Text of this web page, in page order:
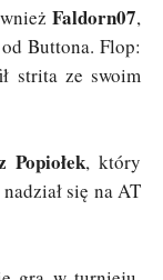
Faldorn07,
Buttona. Flop:
strita ze swoim
Popiołek, który
się na AT